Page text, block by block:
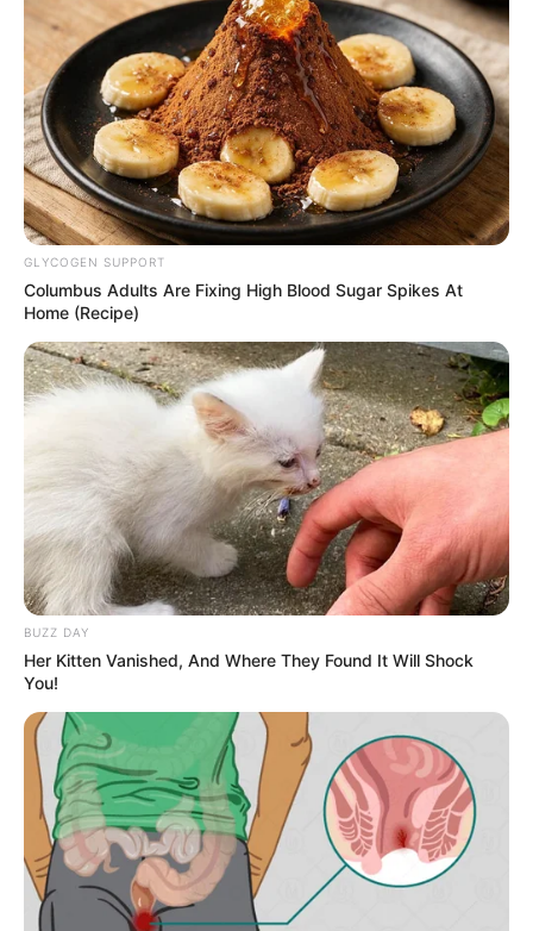
Tak hanya besama grup, ia juga merilis mini album sendiri yang
berjudulKai (2020) danPeaches(2021).
(foto: instagram/zkdlin)
Daftar isi
Biodata & Profil
GLYCOGEN SUPPORT
Columbus Adults Are Fixing High Blood Sugar Spikes At
Home (Recipe)
BUZZ DAY
Her Kitten Vanished, And Where They Found It Will Shock
You!